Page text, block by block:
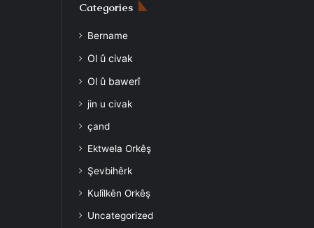
Categories
Bername
Ol û civak
Ol û bawerî
jin u civak
çand
Ektwela Orkêş
Şevbihêrk
Kulîlkên Orkêş
Uncategorized